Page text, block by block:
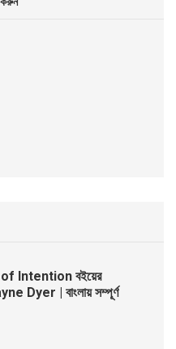
Intention বইয়ের
Dyer | বাংলায় সম্পূর্ণ